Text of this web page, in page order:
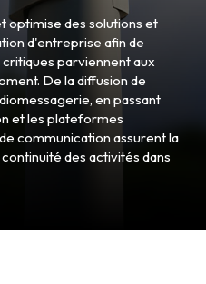
optimise des solutions et
d'entreprise afin de
parviennent aux
De la diffusion de
en passant
et les plateformes
communication assurent la
des activités dans